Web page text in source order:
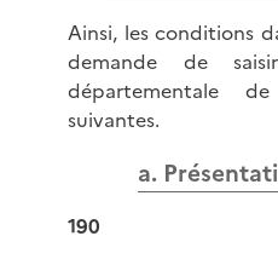
Ainsi, les conditions
demande de
départementale
suivantes.
a.
190